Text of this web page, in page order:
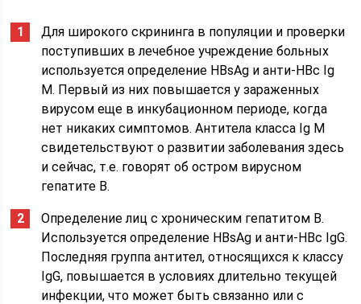
Для широкого скрининга в популяции и проверки
поступивших в лечебное учреждение больных
используется определение HBsAg и анти-HBc Ig
M. Первый из них повышается у зараженных
вирусом еще в инкубационном периоде, когда
нет никаких симптомов. Антитела класса Ig M
свидетельствуют о развитии заболевания здесь
и сейчас, т.е. говорят об остром вирусном
гепатите В.
Определение лиц с хроническим гепатитом В.
Используется определение HBsAg и анти-HBc IgG.
Последняя группа антител, относящихся к классу
IgG, повышается в условиях длительно текущей
инфекции, что может быть связанно или с